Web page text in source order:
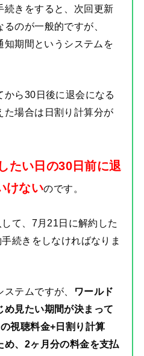
続きをすると、次回更新
のが一般的ですが、
期間というシステムを
から30日後に退会になる
た場合は日割り計算分が
たい日の30日前に退
けないのです。
て、7月21日に解約した
続きをしなければなりま
テムですが、
ワールド
め見たい期間が決まって
視聴料金+日割り計算
め、2ヶ月分の料金を支払